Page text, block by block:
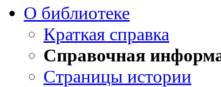
О библиотеке
Краткая справка
Справочная
Страницы истории